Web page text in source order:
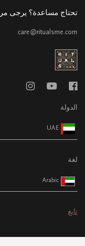
تحتاج مساعدة؟ يرجى
care@ritualsme.com
الدولة
UAE
لغة
Arabic
تابع